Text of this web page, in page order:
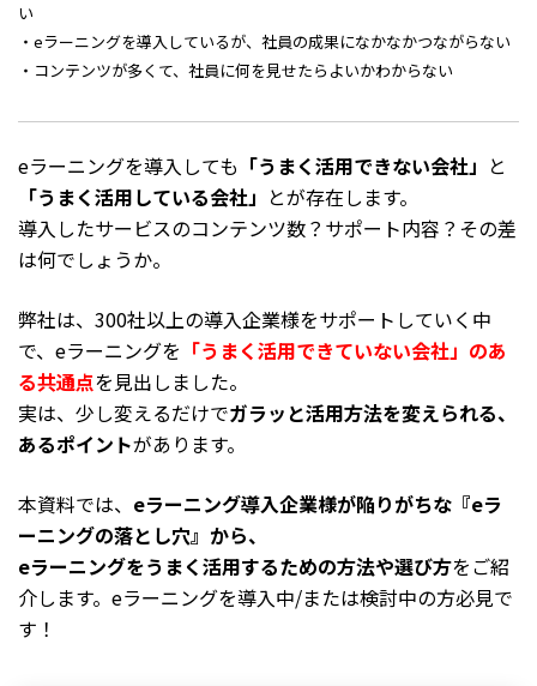
い
・eラーニングを導入しているが、社員の成果になかなかつながらない
・コンテンツが多くて、社員に何を見せたらよいかわからない
eラーニングを導入しても 「うまく活用できない会社」 と
「うまく活用している会社」 とが存在します。
導入したサービスのコンテンツ数？サポート内容？その差
は何でしょうか。
弊社は、300社以上の導入企業様をサポートしていく中
で、eラーニングを 「うまく活用できていない会社」のあ
る共通点を見出しました。
実は、少し変えるだけでガラッと活用方法を変えられる、
あるポイントがあります。
本資料では、 eラーニング導入企業様が陥りがちな『eラ
ーニングの落とし穴』から、
eラーニングをうまく活用するための方法や選び方をご紹
介します。 eラーニングを導入中/または検討中の方必見で
す！